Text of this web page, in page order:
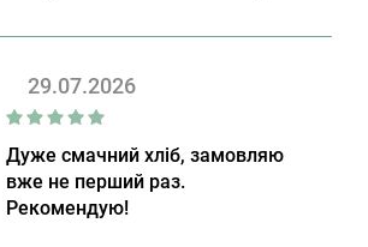
29.07.2026
Дуже смачний хліб, замовляю
вже не перший раз.
Рекомендую!